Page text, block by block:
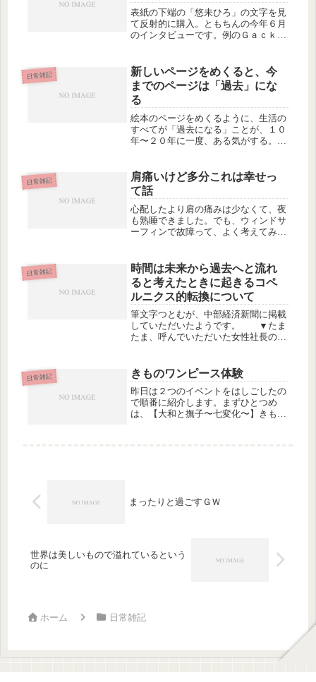
表紙の下端の「悠未ひろ」の文字を見
て反射的に購入。ともちんの今年６月
のインタビューです。例のＧａｃｋｔ
てをたどって連絡が来て、出演を依頼
されたんですって。キャスティングは
Ｇ...
日常雑記
新しいページをめくると、今
までのページは「過去」にな
る
絵本のページをめくるように、生活の
すべてが「過去になる」ことが、１０
年〜２０年に一度、ある気がする。私
り・出産＆育児生活に入ったため、暮
らしのスタイルが180度変わり、「使
用...
日常雑記
肩痛いけど多分これは幸せっ
て話
心配したより肩の痛みは少なくて、夜
も熟睡できました。でも、ウィンドサ
ーフィンで故障って、よく考えてみる
す。だってウィンドサーフィンをやっ
てること自体、私の人生の中ではすご
ーい...
日常雑記
時間は未来から過去へと流れ
ると考えたときに起きるコペ
ルニクス的転換について
筆文字つとむが、中部経済新聞に掲載
していただいたようです。 ▼たま
たま、呼んでいただいた女性社長の勉
た。ラッキー♪さまざまな出会いに支
えられて、つとむは幸せ者です。とこ
ろ...
日常雑記 きものワンピース体験
昨日は２つのイベントをはしごしたの
で順番に紹介します。まずひとつめ
は、【大和と撫子〜七変化〜】きもの
まったりと過ごすＧＷ
世界は美しいもので溢れているという
のに
ホーム 日常雑記